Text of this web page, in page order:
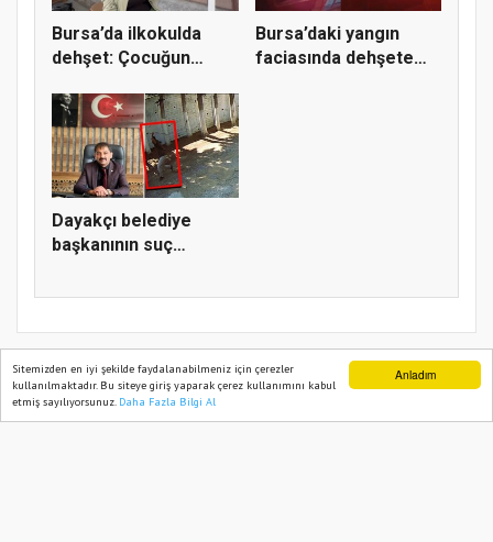
Anladım
Sitemizden en iyi şekilde faydalanabilmeniz için çerezler
kullanılmaktadır. Bu siteye giriş yaparak çerez kullanımını kabul
etmiş sayılıyorsunuz. Daha Fazla Bilgi Al
Bursa’da ilkokulda
dehşet: Çocuğun
Bursa’daki yangın
faciasında dehşete
Dayakçı belediye
başkanının suç
TÜRK HABERLER 2022
Ana Sayfa Web TV